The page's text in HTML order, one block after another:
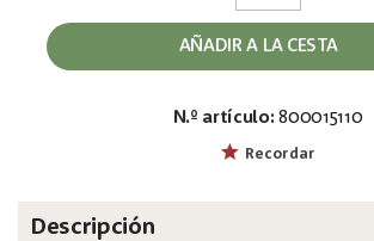
AÑADIR A LA CESTA
N.º artículo: 800015110
Recordar
Descripción